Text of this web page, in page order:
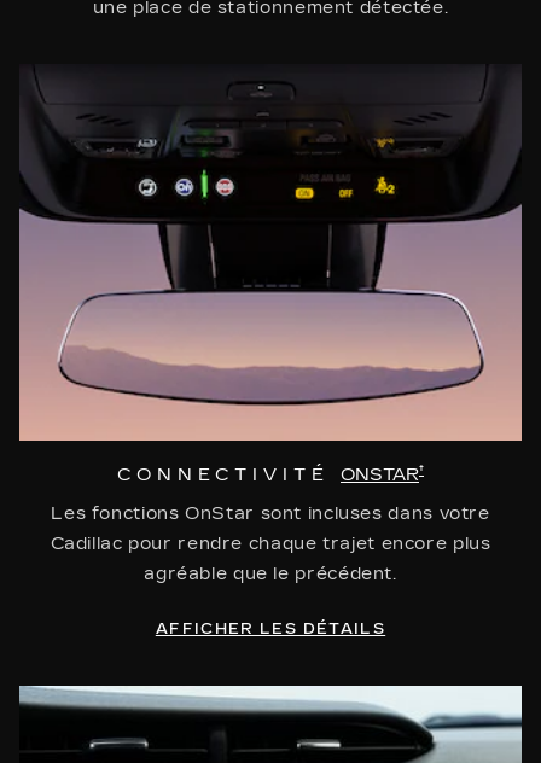
une place de stationnement détectée.
CONNECTIVITÉ ONSTAR†
Les fonctions OnStar sont incluses dans votre
Cadillac pour rendre chaque trajet encore plus
agréable que le précédent.
AFFICHER LES DÉTAILS